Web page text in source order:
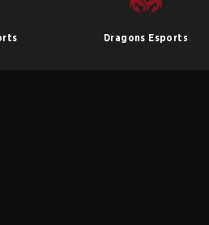
Dragons Esports